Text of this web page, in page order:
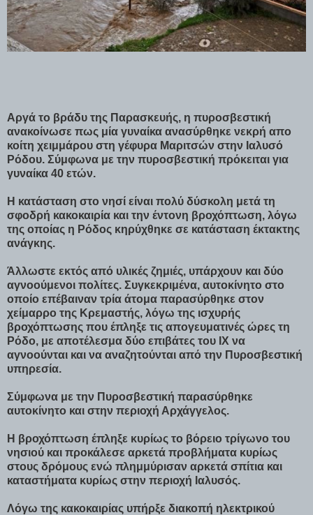
Αργά το βράδυ της Παρασκευής, η πυροσβεστική
ανακοίνωσε πως μία γυναίκα ανασύρθηκε νεκρή απο
κοίτη χειμμάρου στη γέφυρα Μαριτσών στην Ιαλυσό
Ρόδου. Σύμφωνα με την πυροσβεστική πρόκειται για
γυναίκα 40 ετών.
Η κατάσταση στο νησί είναι πολύ δύσκολη μετά τη
σφοδρή κακοκαιρία και την έντονη βροχόπτωση, λόγω
της οποίας η Ρόδος κηρύχθηκε σε κατάσταση έκτακτης
ανάγκης.
Άλλωστε εκτός από υλικές ζημιές, υπάρχουν και δύο
αγνοούμενοι πολίτες. Συγκεκριμένα, αυτοκίνητο στο
οποίο επέβαιναν τρία άτομα παρασύρθηκε στον
χείμαρρο της Κρεμαστής, λόγω της ισχυρής
βροχόπτωσης που έπληξε τις απογευματινές ώρες τη
Ρόδο, με αποτέλεσμα δύο επιβάτες του ΙΧ να
αγνοούνται και να αναζητούνται από την Πυροσβεστική
υπηρεσία.
Σύμφωνα με την Πυροσβεστική παρασύρθηκε
αυτοκίνητο και στην περιοχή Αρχάγγελος.
Η βροχόπτωση έπληξε κυρίως το βόρειο τρίγωνο του
νησιού και προκάλεσε αρκετά προβλήματα κυρίως
στους δρόμους ενώ πλημμύρισαν αρκετά σπίτια και
καταστήματα κυρίως στην περιοχή Ιαλυσός.
Λόγω της κακοκαιρίας υπήρξε διακοπή ηλεκτρικού